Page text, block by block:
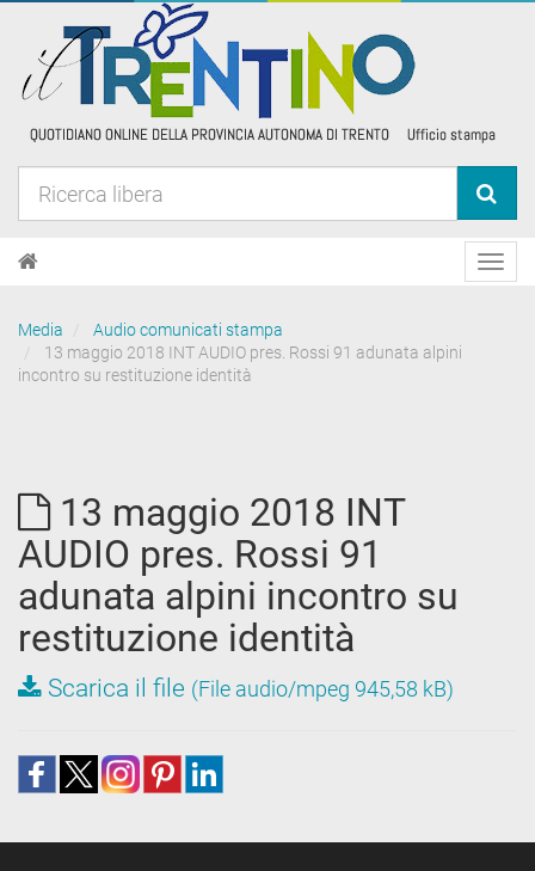
Media
Audio comunicati stampa
13 maggio 2018 INT AUDIO pres. Rossi 91 adunata alpini
incontro su restituzione identità
13 maggio 2018 INT
AUDIO pres. Rossi 91
adunata alpini incontro su
restituzione identità
Scarica il file (File audio/mpeg 945,58 kB)